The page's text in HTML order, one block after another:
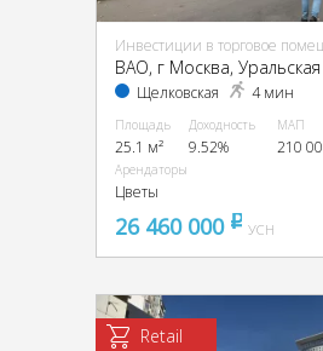
Инвестиции в торговое
ВАО, г Москва, Уральская
Щелковская 4 мин
Площадь
25.1 м²
Доходность
9.52%
МАП
210
Арендаторы
Цветы
26 460 000 pуб
УСН
Retail